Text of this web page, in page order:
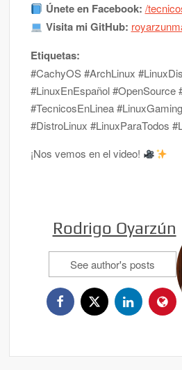
Únete en Facebook: /
Visita mi GitHub:
Etiquetas:
#CachyOS #ArchLinux
#LinuxEnEspañol #OpenSource
#TecnicosEnLinea
#DistroLinux #LinuxParaTodos
¡Nos vemos en el video!
Rodrigo Oyarzún
See author's posts